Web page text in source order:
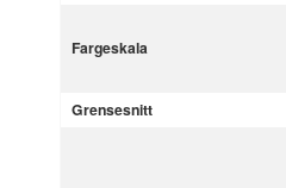
Fargeskala
Grensesnitt